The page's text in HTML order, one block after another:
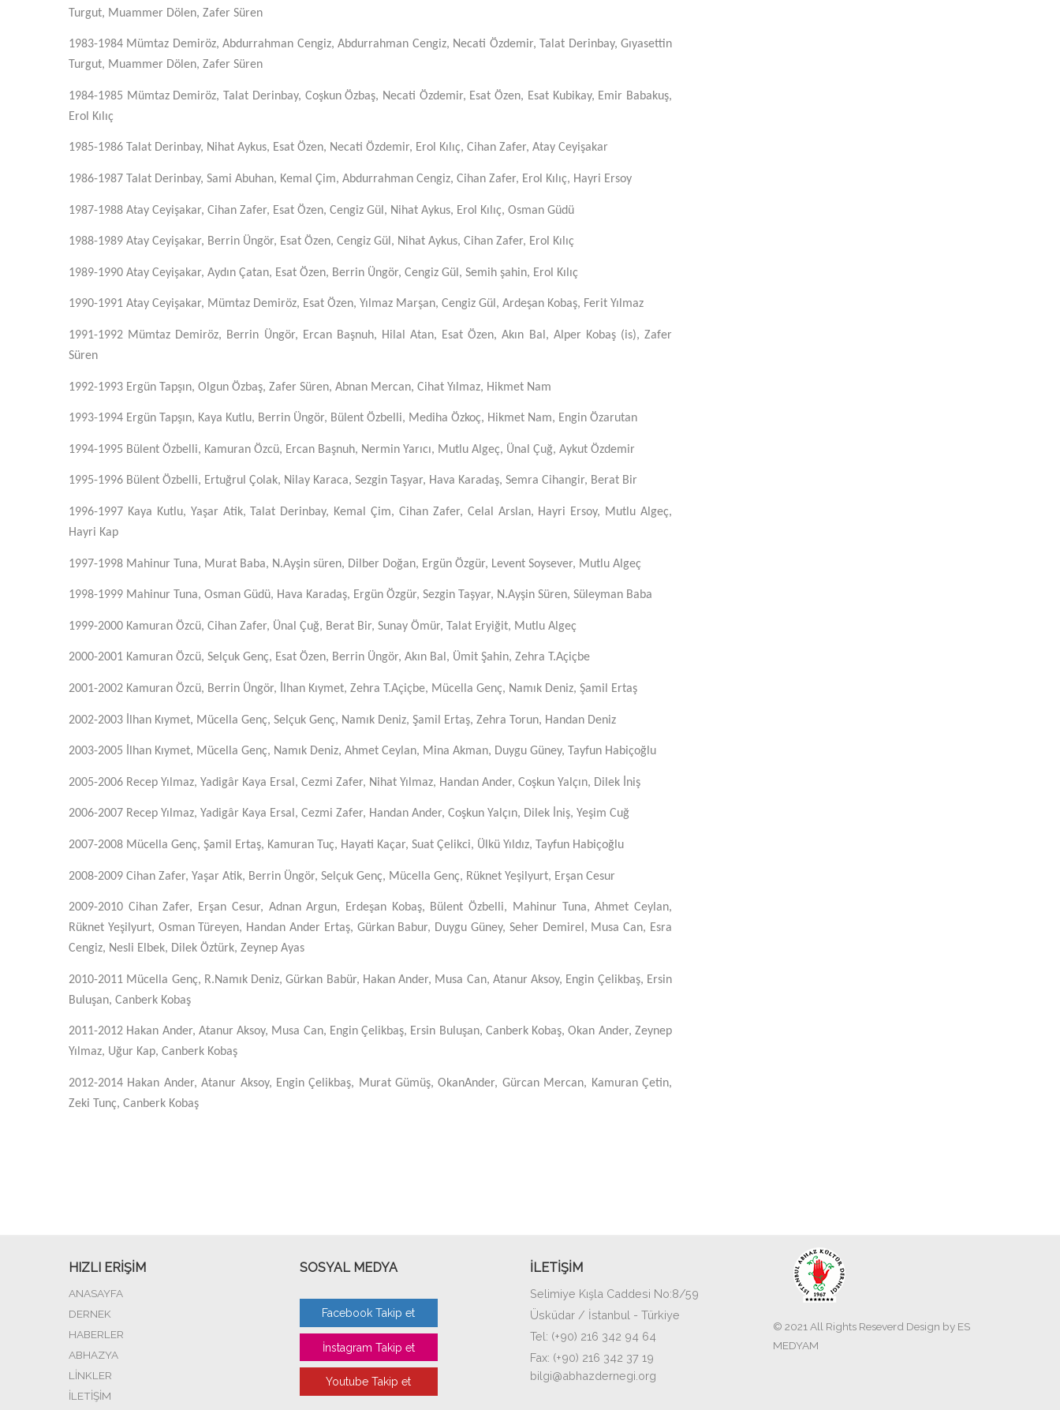
Turgut, Muammer Dölen, Zafer Süren
1983-1984 Mümtaz Demiröz, Abdurrahman Cengiz, Abdurrahman Cengiz, Necati Özdemir, Talat Derinbay, Gıyasettin
Turgut, Muammer Dölen, Zafer Süren
1984-1985 Mümtaz Demiröz, Talat Derinbay, Coşkun Özbaş, Necati Özdemir, Esat Özen, Esat Kubikay, Emir Babakuş,
Erol Kılıç
1985-1986 Talat Derinbay, Nihat Aykus, Esat Özen, Necati Özdemir, Erol Kılıç, Cihan Zafer, Atay Ceyişakar
1986-1987 Talat Derinbay, Sami Abuhan, Kemal Çim, Abdurrahman Cengiz, Cihan Zafer, Erol Kılıç, Hayri Ersoy
1987-1988 Atay Ceyişakar, Cihan Zafer, Esat Özen, Cengiz Gül, Nihat Aykus, Erol Kılıç, Osman Güdü
1988-1989 Atay Ceyişakar, Berrin Üngör, Esat Özen, Cengiz Gül, Nihat Aykus, Cihan Zafer, Erol Kılıç
1989-1990 Atay Ceyişakar, Aydın Çatan, Esat Özen, Berrin Üngör, Cengiz Gül, Semih şahin, Erol Kılıç
1990-1991 Atay Ceyişakar, Mümtaz Demiröz, Esat Özen, Yılmaz Marşan, Cengiz Gül, Ardeşan Kobaş, Ferit Yılmaz
1991-1992 Mümtaz Demiröz, Berrin Üngör, Ercan Başnuh, Hilal Atan, Esat Özen, Akın Bal, Alper Kobaş (is), Zafer
Süren
1992-1993 Ergün Tapşın, Olgun Özbaş, Zafer Süren, Abnan Mercan, Cihat Yılmaz, Hikmet Nam
1993-1994 Ergün Tapşın, Kaya Kutlu, Berrin Üngör, Bülent Özbelli, Mediha Özkoç, Hikmet Nam, Engin Özarutan
1994-1995 Bülent Özbelli, Kamuran Özcü, Ercan Başnuh, Nermin Yarıcı, Mutlu Algeç, Ünal Çuğ, Aykut Özdemir
1995-1996 Bülent Özbelli, Ertuğrul Çolak, Nilay Karaca, Sezgin Taşyar, Hava Karadaş, Semra Cihangir, Berat Bir
1996-1997 Kaya Kutlu, Yaşar Atik, Talat Derinbay, Kemal Çim, Cihan Zafer, Celal Arslan, Hayri Ersoy, Mutlu Algeç,
Hayri Kap
1997-1998 Mahinur Tuna, Murat Baba, N.Ayşin süren, Dilber Doğan, Ergün Özgür, Levent Soysever, Mutlu Algeç
1998-1999 Mahinur Tuna, Osman Güdü, Hava Karadaş, Ergün Özgür, Sezgin Taşyar, N.Ayşin Süren, Süleyman Baba
1999-2000 Kamuran Özcü, Cihan Zafer, Ünal Çuğ, Berat Bir, Sunay Ömür, Talat Eryiğit, Mutlu Algeç
2000-2001 Kamuran Özcü, Selçuk Genç, Esat Özen, Berrin Üngör, Akın Bal, Ümit Şahin, Zehra T.Açiçbe
2001-2002 Kamuran Özcü, Berrin Üngör, İlhan Kıymet, Zehra T.Açiçbe, Mücella Genç, Namık Deniz, Şamil Ertaş
2002-2003 İlhan Kıymet, Mücella Genç, Selçuk Genç, Namık Deniz, Şamil Ertaş, Zehra Torun, Handan Deniz
2003-2005 İlhan Kıymet, Mücella Genç, Namık Deniz, Ahmet Ceylan, Mina Akman, Duygu Güney, Tayfun Habiçoğlu
2005-2006 Recep Yılmaz, Yadigâr Kaya Ersal, Cezmi Zafer, Nihat Yılmaz, Handan Ander, Coşkun Yalçın, Dilek İniş
2006-2007 Recep Yılmaz, Yadigâr Kaya Ersal, Cezmi Zafer, Handan Ander, Coşkun Yalçın, Dilek İniş, Yeşim Cuğ
2007-2008 Mücella Genç, Şamil Ertaş, Kamuran Tuç, Hayati Kaçar, Suat Çelikci, Ülkü Yıldız, Tayfun Habiçoğlu
2008-2009 Cihan Zafer, Yaşar Atik, Berrin Üngör, Selçuk Genç, Mücella Genç, Rüknet Yeşilyurt, Erşan Cesur
2009-2010 Cihan Zafer, Erşan Cesur, Adnan Argun, Erdeşan Kobaş, Bülent Özbelli, Mahinur Tuna, Ahmet Ceylan,
Rüknet Yeşilyurt, Osman Türeyen, Handan Ander Ertaş, Gürkan Babur, Duygu Güney, Seher Demirel, Musa Can, Esra
Cengiz, Nesli Elbek, Dilek Öztürk, Zeynep Ayas
2010-2011 Mücella Genç, R.Namık Deniz, Gürkan Babür, Hakan Ander, Musa Can, Atanur Aksoy, Engin Çelikbaş, Ersin
Buluşan, Canberk Kobaş
2011-2012 Hakan Ander, Atanur Aksoy, Musa Can, Engin Çelikbaş, Ersin Buluşan, Canberk Kobaş, Okan Ander, Zeynep
Yılmaz, Uğur Kap, Canberk Kobaş
2012-2014 Hakan Ander, Atanur Aksoy, Engin Çelikbaş, Murat Gümüş, OkanAnder, Gürcan Mercan, Kamuran Çetin,
Zeki Tunç, Canberk Kobaş
HIZLI ERİŞİM
ANASAYFA
DERNEK
HABERLER
ABHAZYA
LİNKLER
İLETİŞİM
SOSYAL MEDYA
Facebook Takip et
İnstagram Takip et
Youtube Takip et
İLETİŞİM
Selimiye Kışla Caddesi No:8/59
Üsküdar / İstanbul - Türkiye
Tel: (+90) 216 342 94 64
Fax: (+90) 216 342 37 19
bilgi@abhazdernegi.org
© 2021 All Rights Reseverd Design by ES
MEDYAM